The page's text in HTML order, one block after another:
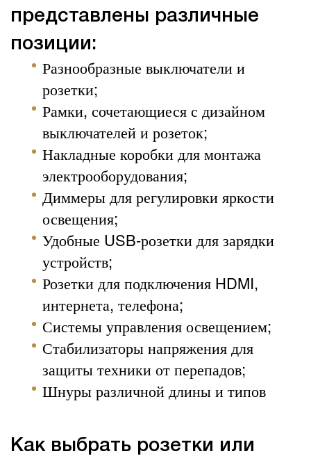
представлены различные
позиции:
Разнообразные выключатели и
розетки;
Рамки, сочетающиеся с дизайном
выключателей и розеток;
Накладные коробки для монтажа
электрооборудования;
Диммеры для регулировки яркости
освещения;
Удобные USB-розетки для зарядки
устройств;
Розетки для подключения HDMI,
интернета, телефона;
Системы управления освещением;
Стабилизаторы напряжения для
защиты техники от перепадов;
Шнуры различной длины и типов
Как выбрать розетки или